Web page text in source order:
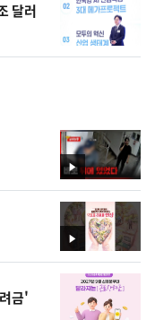
달러
영
상
영
상
금'